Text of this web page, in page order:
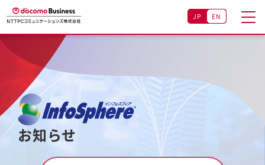
JP EN
お知らせ